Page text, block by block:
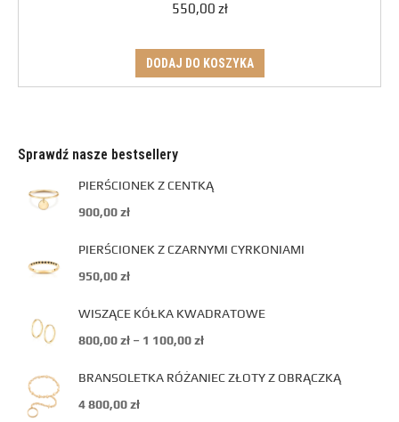
550,00 zł
DODAJ DO KOSZYKA
Sprawdź nasze bestsellery
PIERŚCIONEK Z CENTKĄ
900,00zł
PIERŚCIONEK Z CZARNYMI CYRKONIAMI
950,00zł
WISZĄCE KÓŁKA KWADRATOWE
800,00zł – 1 100,00zł
BRANSOLETKA RÓŻANIEC ZŁOTY Z OBRĄCZKĄ
4 800,00zł